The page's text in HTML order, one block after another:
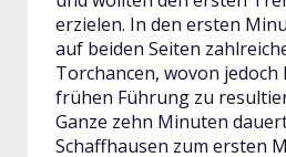
erzielen. In den ersten
auf beiden Seiten
Torchancen, wovon
frühen Führung zu
Ganze zehn Minuten
Schaffhausen zum ersten